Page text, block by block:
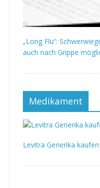
„Long Flu“:
auch nach Grippe
Medikament
Levitra Generika